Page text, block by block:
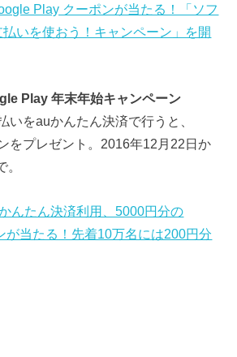
Play クーポンが当たる！「ソフ
払いを使おう！キャンペーン」を開
Play 年末年始キャンペーン
いをauかんたん決済で行うと、
をプレゼント。2016年12月22日か
んたん決済利用、5000円分の
が当たる！先着10万名には200円分